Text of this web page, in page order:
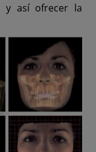
y así ofrecer la